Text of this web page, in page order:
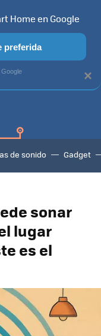
de sonido Gadget
sonar
lugar
es el
×
Home en Google
preferida